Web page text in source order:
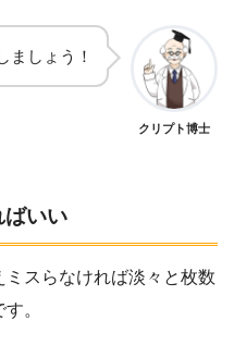
ましょう！
クリプト博士
ばいい
スらなければ淡々と枚数
。